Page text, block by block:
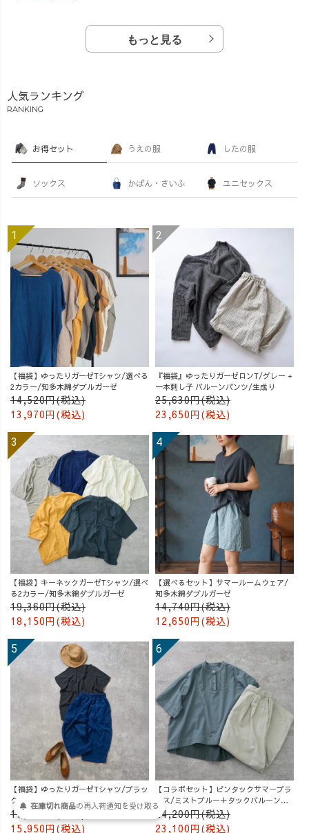
もっと見る
人気ランキング
RANKING
お得セット うえの服 したの服
ソックス かばん・さいふ ユニセックス
【福袋】ゆったりガーゼTシャツ/選べる
2カラー/知多木綿ダブルガーゼ
14,520円(税込)
13,970円(税込)
『福袋』ゆったりガーゼロンT/グレー +
一本刺し子 バルーンパンツ/生成り
25,630円(税込)
23,650円(税込)
【福袋】キーネックガーゼTシャツ/選べ
る2カラー/知多木綿ダブルガーゼ
19,360円(税込)
18,150円(税込)
【選べるセット】サマールームウェア/
知多木綿ダブルガーゼ
14,740円(税込)
12,650円(税込)
【福袋】ゆったりガーゼTシャツ/ブラッ
ク＋七分丈ガーゼバルーンパンツ /ブル
ー
17,710円(税込)
15,950円(税込)
【コラボセット】ピンタックサマーブラ
ウス/ミストブルー＋タックバルーンパ
ンツ/グレージュ
24,200円(税込)
23,100円(税込)
在庫切れ商品の再入荷通知を受け取る